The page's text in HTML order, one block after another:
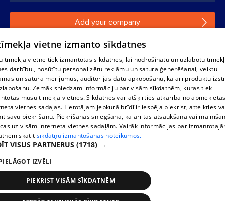
Add your company
If your company is not in our database, please fill in a
Reproduction, or distribution of 1188 database, its parts or the
information contained in the database, or parts of information in
any form is strictly prohibited. Also automatic download is
prohibited. Reproduction of any material published on the
website 1188 is strictly forbidden without the editorial license of
1188 website.
Vortal assistance service: e-mail -
ElaboratedSIA Helio Media2004-2026
vietne izmanto sīkdatnes
tīmekļa vietnē tiek izmantotas sīkdatnes, lai nodrošinātu un uzlabotu
darbību., nosūtītu personalizētu reklāmu un satura ģenerēšanai, veiktu
un satura mērījumus, auditorijas datu apkopošanu, kā arī produktu
Zemāk sniedzam informāciju par visām sīkdatnēm, kuras tiek
mūsu tīmekļa vietnēs. Sīkdatnes var atšķirties atkarībā no
vietnes sadaļas. Lietotājam jebkurā brīdī ir iespēja piekrist, atteikties
savu piekrišanu. Piekrišanas sniegšana, kā arī tās atsaukšana vai
uz visām interneta vietnes sadaļām. Vairāk informācijas par
skatīt sīkdatņu izmantošanas noteikumos.
VISUS PARTNERUS (1718) →
IZVĒLI
PIEKRIST VISĀM SĪKDATNĒM